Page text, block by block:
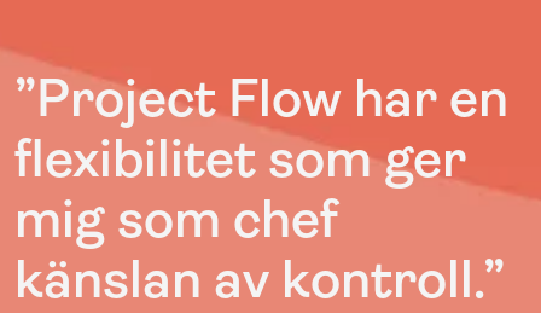
”Project Flow har en
flexibilitet som ger
mig som chef
känslan av kontroll.”